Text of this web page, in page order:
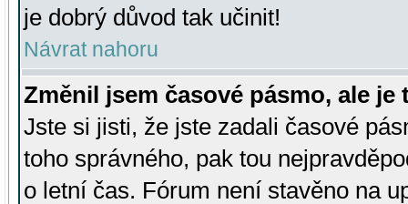
je dobrý důvod tak učinit!
Návrat nahoru
Změnil jsem časové pásmo, ale je
Jste si jisti, že jste zadali časové
toho správného, pak tou
o letní čas. Fórum není stavěno na